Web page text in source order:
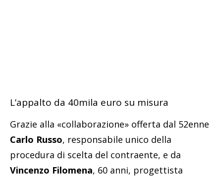
L’appalto da 40mila euro su misura
Grazie alla «collaborazione» offerta dal 52enne
Carlo Russo, responsabile unico della
procedura di scelta del contraente, e da
Vincenzo Filomena, 60 anni, progettista